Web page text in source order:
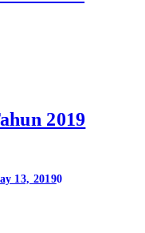
2019
13, 20190